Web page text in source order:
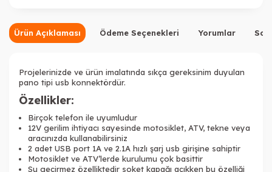
Ürün Açıklaması Ödeme Seçenekleri Yorumlar
Projelerinizde ve ürün imalatında sıkça gereksinim duyulan
pano tipi usb konnektördür.
Özellikler:
Birçok telefon ile uyumludur
12V gerilim ihtiyacı sayesinde motosiklet, ATV, tekne veya
aracınızda kullanabilirsiniz
2 adet USB port 1A ve 2.1A hızlı şarj usb girişine sahiptir
Motosiklet ve ATV’lerde kurulumu çok basittir
Su geçirmez özelliktedir soket kapağı açıkken bu özelliği